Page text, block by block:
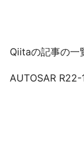
Qiitaの記事の一
AUTOSAR